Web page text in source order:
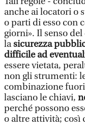
anche ai locatori o
o parti di esso con
giorni». Il senso
lasicurezza
difficile ad
essere vietata,
non gli strumenti:
combinazione
lasciano le chiavi,
perché possono
o altre attività; così